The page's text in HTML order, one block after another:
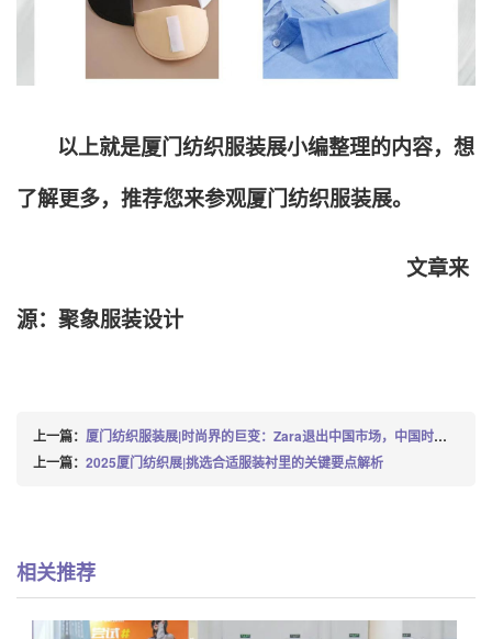
以上就是厦门纺织服装展小编整理的内容，想
了解更多，推荐您来参观厦门纺织服装展。
文章来
源：聚象服装设计
上一篇： 厦门纺织服装展|时尚界的巨变：Zara退出中国市场，中国时尚产业的前景，你准备好迎接挑战了吗？
上一篇： 2025厦门纺织展|挑选合适服装衬里的关键要点解析
相关推荐